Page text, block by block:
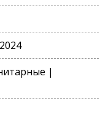
|